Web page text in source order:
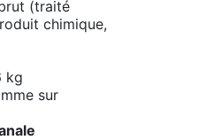
(traité
chimique,
kg
sur